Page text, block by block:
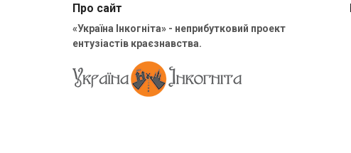
Про сайт
«Україна Інкогніта» - неприбутковий проект
ентузіастів краєзнавства.